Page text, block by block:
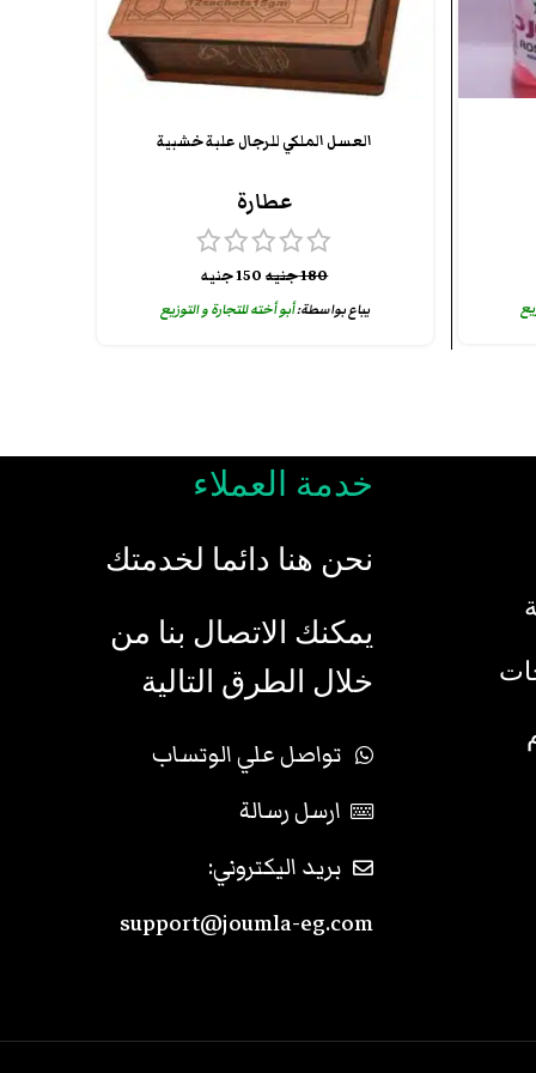
العسل الملكي للرجال علبة خشبية
عطارة
180جنيه 150جنيه
يباع بواسطة:أبو أخته للتجارة و التوزيع
خدمة العملاء
نحن هنا دائما لخدمتك
يمكنك الاتصال بنا من
خلال الطرق التالية
تواصل علي الوتساب
ارسل رسالة
بريد اليكتروني:
support@joumla-eg.com